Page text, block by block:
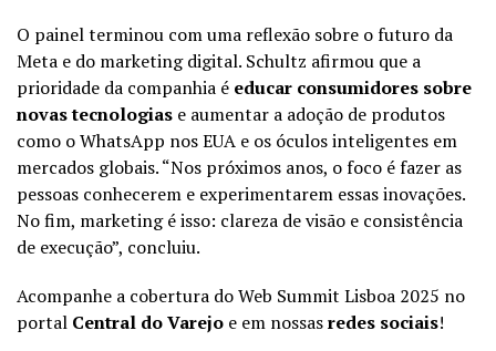
O painel terminou com uma reflexão sobre o futuro da
Meta e do marketing digital. Schultz afirmou que a
prioridade da companhia é educar consumidores sobre
novas tecnologias e aumentar a adoção de produtos
como o WhatsApp nos EUA e os óculos inteligentes em
mercados globais. “Nos próximos anos, o foco é fazer as
pessoas conhecerem e experimentarem essas inovações.
No fim, marketing é isso: clareza de visão e consistência
de execução”, concluiu.
Acompanhe a cobertura do Web Summit Lisboa 2025 no
portal Central do Varejo e em nossasredes sociais!